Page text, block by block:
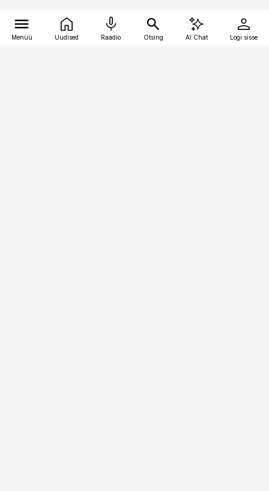
Menüü Uudised Raadio Otsing AI Chat Logi sisse